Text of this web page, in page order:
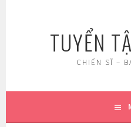
TUYỂN
CHIẾN SĨ –